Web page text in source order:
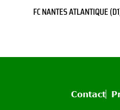
FC NANTES ATLANTIQUE
Contact